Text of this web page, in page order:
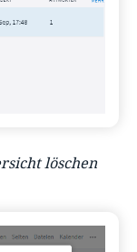
löschen